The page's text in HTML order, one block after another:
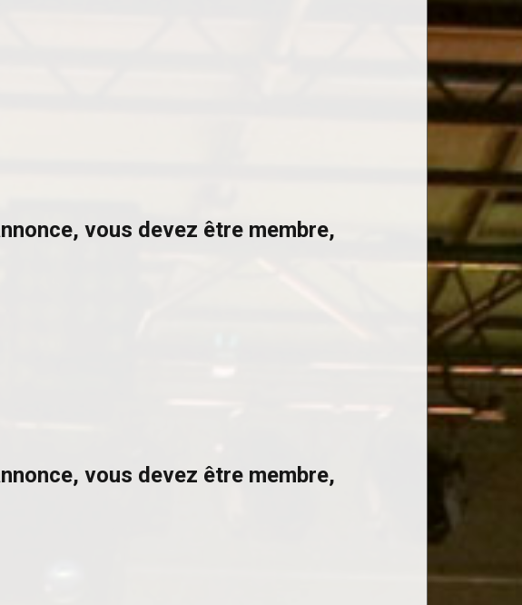
vous devez être membre,
vous devez être membre,